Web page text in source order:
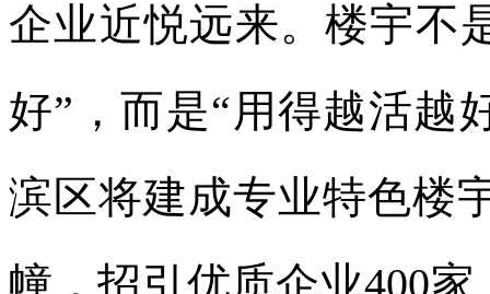
企业近悦远来。楼宇不
好”，而是“用得越活越
滨区将建成专业特色楼